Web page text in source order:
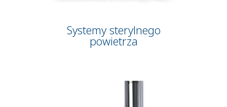
Systemy sterylnego
powietrza